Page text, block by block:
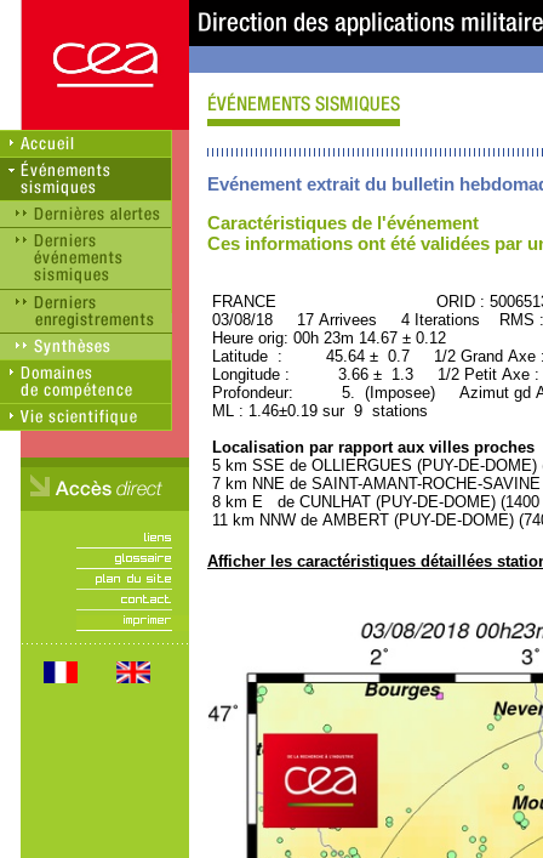
Evénement extrait du bulletin
Caractéristiques de l'événement
Ces informations ont été validées par
FRANCE ORID :
03/08/18 17 Arrivees 4 Iterations RMS
Heure orig: 00h 23m 14.67 ± 0.12
Latitude : 45.64 ± 0.7 1/2 Grand
Longitude : 3.66 ± 1.3 1/2 Petit Axe
Profondeur: 5. (Imposee) Azimut gd
ML : 1.46±0.19 sur 9 stations
Localisation par rapport aux villes proches
5 km SSE de OLLIERGUES (PUY-DE-DOME)
7 km NNE de SAINT-AMANT-ROCHE-
8 km E de CUNLHAT (PUY-DE-DOME) (1400
11 km NNW de AMBERT (PUY-DE-DOME)
Afficher les caractéristiques détaillées